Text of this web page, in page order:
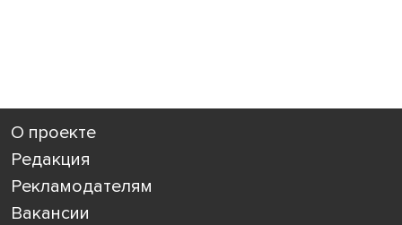
О проекте
Редакция
Рекламодателям
Вакансии